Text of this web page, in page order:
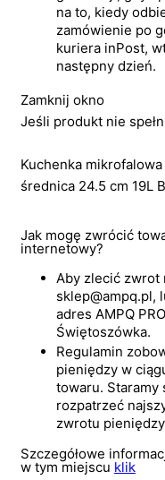
na to, kiedy
zamówienie po
kuriera inPost,
następny dzień.
Zamknij okno
Jeśli produkt nie
Kuchenka
średnica 24.5 cm 19L
Jak mogę zwrócić
internetowy?
Aby zlecić zwrot
sklep@ampq.pl,
adres AMPQ
Świętoszówka.
Regulamin
pieniędzy w
towaru. Staramy
rozpatrzeć
zwrotu
Szczegółowe
w tym miejscu klik